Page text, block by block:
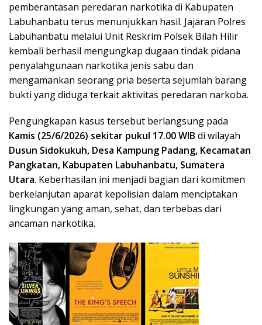
pemberantasan peredaran narkotika di Kabupaten
Labuhanbatu terus menunjukkan hasil. Jajaran Polres
Labuhanbatu melalui Unit Reskrim Polsek Bilah Hilir
kembali berhasil mengungkap dugaan tindak pidana
penyalahgunaan narkotika jenis sabu dan
mengamankan seorang pria beserta sejumlah barang
bukti yang diduga terkait aktivitas peredaran narkoba.
Pengungkapan kasus tersebut berlangsung pada
Kamis (25/6/2026) sekitar pukul 17.00 WIB di wilayah
Dusun Sidokukuh, Desa Kampung Padang, Kecamatan
Pangkatan, Kabupaten Labuhanbatu, Sumatera
Utara. Keberhasilan ini menjadi bagian dari komitmen
berkelanjutan aparat kepolisian dalam menciptakan
lingkungan yang aman, sehat, dan terbebas dari
ancaman narkotika.